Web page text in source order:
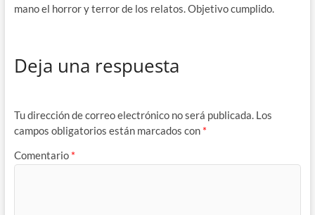
mano el horror y terror de los relatos. Objetivo cumplido.
Deja una respuesta
Tu dirección de correo electrónico no será publicada. Los
campos obligatorios están marcados con *
Comentario *